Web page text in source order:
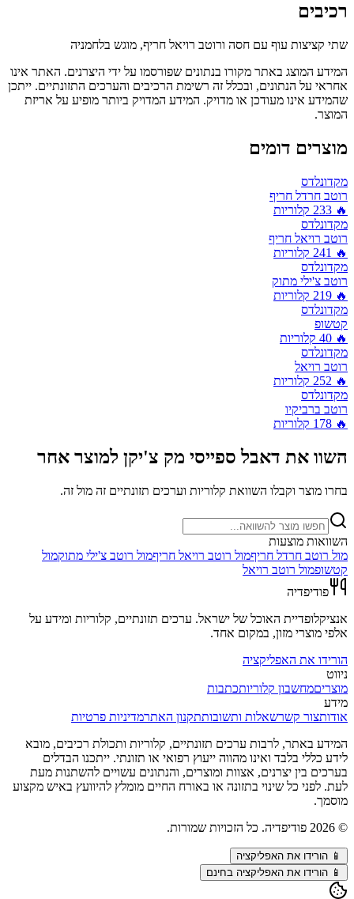
רכיבים
שתי קציצות עוף עם חסה ורוטב רויאל חריף, מוגש בלחמניה
המידע המוצג באתר מקורו בנתונים שפורסמו על ידי היצרנים. האתר אינו
אחראי על הנתונים, ובכלל זה רשימת הרכיבים והערכים התזונתיים. ייתכן
שהמידע אינו מעודכן או מדויק. המידע המדויק ביותר מופיע על אריזת
המוצר.
מוצרים דומים
מקדונלדס
רוטב חרדל חריף
🔥
233 קלוריות
מקדונלדס
רוטב רויאל חריף
🔥
241 קלוריות
מקדונלדס
רוטב צ'ילי מתוק
🔥
219 קלוריות
מקדונלדס
קטשופ
🔥
40 קלוריות
מקדונלדס
רוטב רויאל
🔥
252 קלוריות
מקדונלדס
רוטב ברביקיו
🔥
178 קלוריות
השוו את דאבל ספייסי מק צ'יקן למוצר אחר
בחרו מוצר וקבלו השוואת קלוריות וערכים תזונתיים זה מול זה.
השוואות מוצעות
מול רוטב חרדל חריףמול רוטב רויאל חריףמול רוטב צ'ילי מתוקמול
קטשופמול רוטב רויאל
פודיפדיה
אנציקלופדיית האוכל של ישראל. ערכים תזונתיים, קלוריות ומידע על
אלפי מוצרי מזון, במקום אחד.
הורידו את האפליקציה
ניווט
מוצריםמחשבון קלוריותכתבות
מידע
אודותצור קשרשאלות ותשובותתקנון האתרמדיניות פרטיות
המידע באתר, לרבות ערכים תזונתיים, קלוריות ותכולת רכיבים, מובא
לידע כללי בלבד ואינו מהווה ייעוץ רפואי או תזונתי. ייתכנו הבדלים
בערכים בין יצרנים, אצוות ומוצרים, והנתונים עשויים להשתנות מעת
לעת. לפני כל שינוי בתזונה או באורח החיים מומלץ להיוועץ באיש מקצוע
מוסמך.
©
2026 פודיפדיה. כל הזכויות שמורות.
📱 הורידו את האפליקציה
📱 הורידו את האפליקציה בחינם